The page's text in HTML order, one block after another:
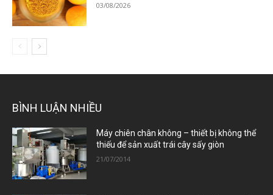
03/08/2026
BÌNH LUẬN NHIỀU
Máy chiên chân không – thiết bị không thể
thiếu để sản xuất trái cây sấy giòn
21/07/2014